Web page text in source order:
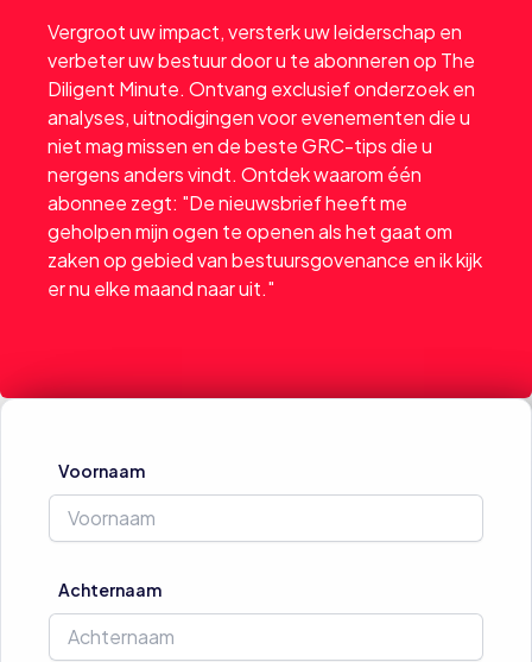
Vergroot uw impact, versterk uw leiderschap en
verbeter uw bestuur door u te abonneren op The
Diligent Minute. Ontvang exclusief onderzoek en
analyses, uitnodigingen voor evenementen die u
niet mag missen en de beste GRC-tips die u
nergens anders vindt. Ontdek waarom één
abonnee zegt: "De nieuwsbrief heeft me
geholpen mijn ogen te openen als het gaat om
zaken op gebied van bestuursgovenance en ik kijk
er nu elke maand naar uit."
Voornaam
Achternaam